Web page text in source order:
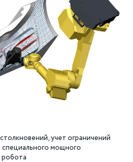
учет ограничений
мощного
робота